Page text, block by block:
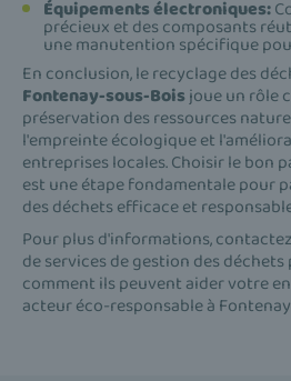
Équipements électroniques:
précieux et des composants
une manutention spécifique
En conclusion, le recyclage des
Fontenay-sous-Bois joue un rôle
préservation des ressources
l'empreinte écologique et
entreprises locales. Choisir le bon
est une étape fondamentale pour
des déchets efficace et
Pour plus d'informations,
de services de gestion des
comment ils peuvent aider votre
acteur éco-responsable à